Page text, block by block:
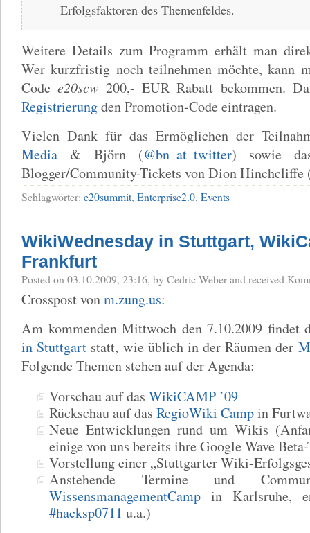
Erfolgsfaktoren des Themenfeldes.
Weitere Details zum Programm erhält man
Wer kurzfristig noch teilnehmen möchte, kann
Codee20scw 200,- EUR Rabatt bekommen.
Registrierungden Promotion-Code eintragen.
Vielen Dank für das Ermöglichen der
Media & Björn (@bn_at_twitter) sowie
Blogger/Community-Tickets von Dion Hinchcliffe
Schlagwörter: e20summit, Enterprise2.0, Events
WikiWednesday in Stuttgart,
Frankfurt
Posted on 03.10.2009, 23:16, by Cedric Weberand received
Crosspost vonm.zung.us:
Am kommenden Mittwoch den 7.10.2009 findet
in Stuttgart statt, wie üblich in der Räumen der
Folgende Themen stehen auf der Agenda:
Vorschau auf das WikiCAMP ’09
Rückschau auf das RegioWiki Campin
Neue Entwicklungen rund um Wikis
einige von uns bereits ihre Google Wave
Vorstellung einer „Stuttgarter Wiki-
Anstehende Termine und
WissensmanagementCamp in Karlsruhe,
#hacksp0711 u.a.)